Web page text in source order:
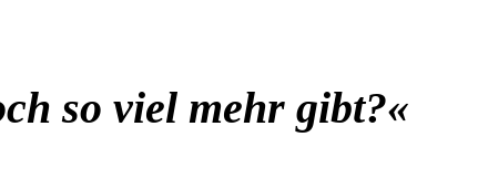
so viel mehr gibt?«